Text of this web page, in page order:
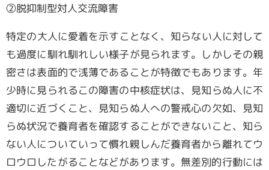
②脱抑制型対人交流障害
特定の大人に愛着を示すことなく、知らない人に対して
も過度に馴れ馴れしい様子が見られます。しかしその親
密さは表面的で浅薄であることが特徴でもあります。年
少時に見られるこの障害の中核症状は、見知らぬ人に不
適切に近づくこと、見知らぬ人への警戒心の欠如、見知
らぬ状況で養育者を確認することができないこと、知ら
ない人についていって慣れ親しんだ養育者から離れてウ
ロウロしたがることなどがあります。無差別的行動には